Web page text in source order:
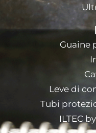
Guaine
Leve di
Tubi
ILTEC